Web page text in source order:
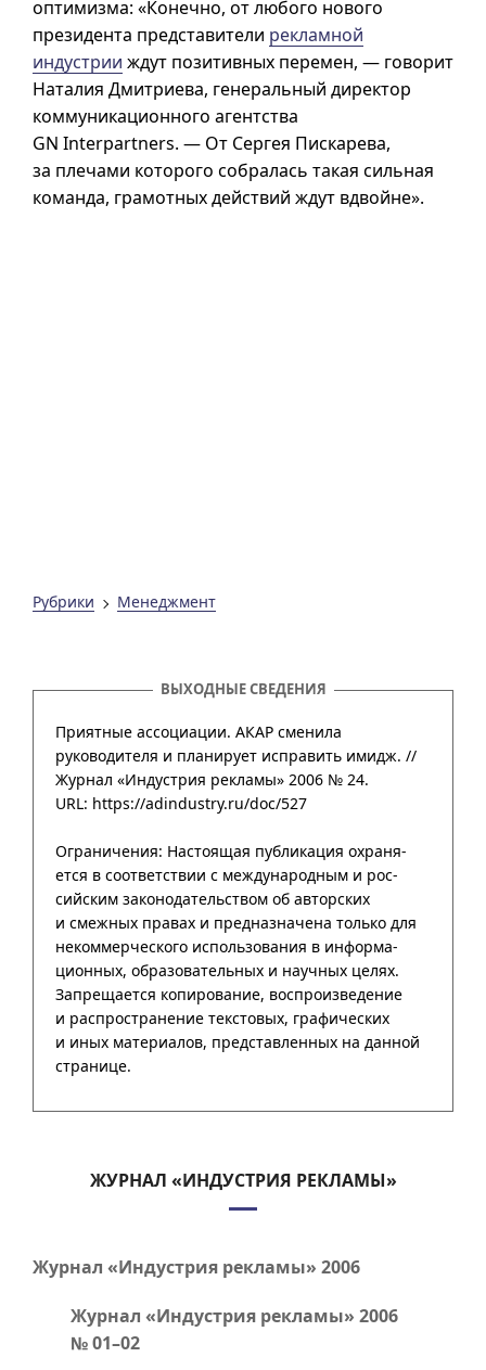
оптимизма: «Конечно, от любого нового
президента представители рекламной
индустрии ждут позитивных перемен, — говорит
Наталия Дмитриева, генеральный директор
коммуникационного агентства
GN Interpartners. — От Сергея Пискарева,
за плечами которого собралась такая сильная
команда, грамотных действий ждут вдвойне».
Рубрики Менеджмент
ВЫХОДНЫЕ СВЕДЕНИЯ
Приятные ассоциации. АКАР сменила
руководителя и планирует исправить имидж. //
Журнал «Индустрия рекламы» 2006 № 24.
URL: https://adindustry.ru/doc/527
ЖУРНАЛ «ИНДУСТРИЯ РЕКЛАМЫ»
Журнал «Индустрия рекламы» 2006
Журнал «Индустрия рекламы» 2006
№01–02